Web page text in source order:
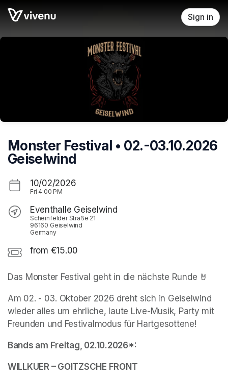
Skip header
Sign in
Monster Festival • 02.-03.10.2026
Geiselwind
10/02/2026
Fri 4:00 PM
Eventhalle Geiselwind
Scheinfelder Straße 21
96160 Geiselwind
Germany
from €15.00
Das Monster Festival geht in die nächste Runde 🤘
Am 02. - 03. Oktober 2026 dreht sich in Geiselwind
wieder alles um ehrliche, laute Live-Musik, Party mit
Freunden und Festivalmodus für Hartgesottene!
Bands am Freitag, 02.10.2026*:
WILLKUER – GOITZSCHE FRONT